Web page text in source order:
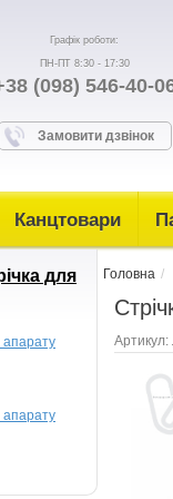
Графік роботи:
ПН-ПТ 8:30 - 17:30
(098) 546-40-
Замовити дзвінок
Канцтовари
для
апарату
апарату
Головна
Артикул: